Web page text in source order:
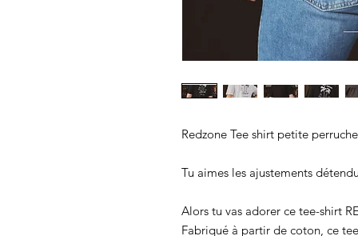
Redzone Tee shirt petite perruche
Tu aimes les ajustements
Alors tu vas adorer ce tee-shirt
Fabriqué à partir de coton, ce